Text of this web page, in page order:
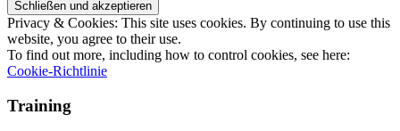
Privacy & Cookies: This site uses cookies. By continuing to use this
website, you agree to their use.
To find out more, including how to control cookies, see here:
Cookie-Richtlinie
Training